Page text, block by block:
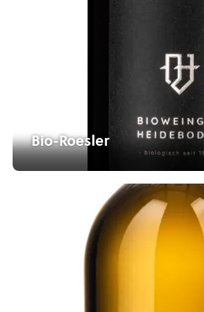
Bio-Roesler